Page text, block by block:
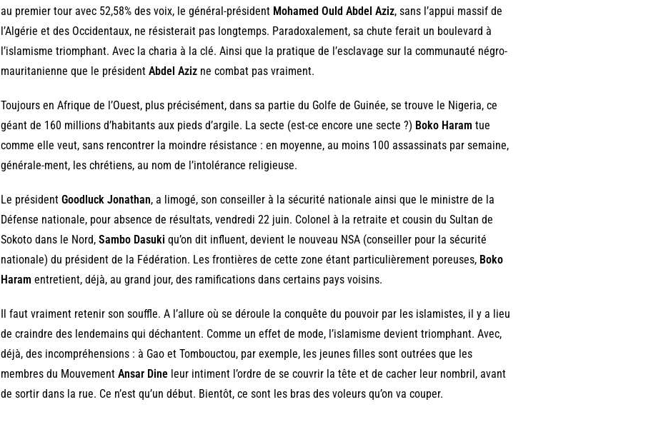
au premier tour avec 52,58% des voix, le général-président Mohamed Ould Abdel Aziz, sans l’appui massif de
l’Algérie et des Occidentaux, ne résisterait pas longtemps. Paradoxalement, sa chute ferait un boulevard à
l’islamisme triomphant. Avec la charia à la clé. Ainsi que la pratique de l’esclavage sur la communauté négro-
mauritanienne que le président Abdel Azizne combat pas vraiment.
Toujours en Afrique de l’Ouest, plus précisément, dans sa partie du Golfe de Guinée, se trouve le Nigeria, ce
géant de 160 millions d’habitants aux pieds d’argile. La secte (est-ce encore une secte ?) Boko Haram tue
comme elle veut, sans rencontrer la moindre résistance : en moyenne, au moins 100 assassinats par semaine,
générale-ment, les chrétiens, au nom de l’intolérance religieuse.
Le président Goodluck Jonathan, a limogé, son conseiller à la sécurité nationale ainsi que le ministre de la
Défense nationale, pour absence de résultats, vendredi 22 juin. Colonel à la retraite et cousin du Sultan de
Sokoto dans le Nord, Sambo Dasuki qu’on dit influent, devient le nouveau NSA (conseiller pour la sécurité
nationale) du président de la Fédération. Les frontières de cette zone étant particulièrement poreuses, Boko
Haram entretient, déjà, au grand jour, des ramifications dans certains pays voisins.
Il faut vraiment retenir son souffle. A l’allure où se déroule la conquête du pouvoir par les islamistes, il y a lieu
de craindre des lendemains qui déchantent. Comme un effet de mode, l’islamisme devient triomphant. Avec,
déjà, des incompréhensions : à Gao et Tombouctou, par exemple, les jeunes filles sont outrées que les
membres du Mouvement Ansar Dineleur intiment l’ordre de se couvrir la tête et de cacher leur nombril, avant
de sortir dans la rue. Ce n’est qu’un début. Bientôt, ce sont les bras des voleurs qu’on va couper.